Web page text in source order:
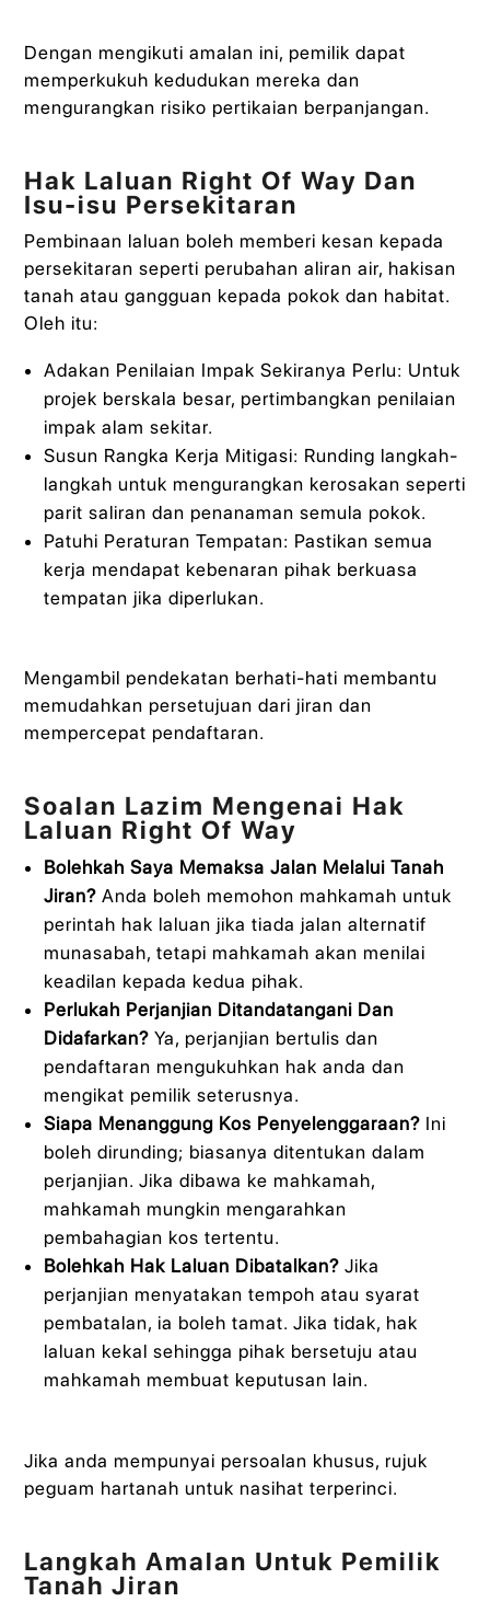
Dengan mengikuti amalan ini, pemilik dapat
memperkukuh kedudukan mereka dan
mengurangkan risiko pertikaian berpanjangan.
Hak Laluan Right Of Way Dan
Isu-isu Persekitaran
Pembinaan laluan boleh memberi kesan kepada
persekitaran seperti perubahan aliran air, hakisan
tanah atau gangguan kepada pokok dan habitat.
Oleh itu:
Adakan Penilaian Impak Sekiranya Perlu: Untuk
projek berskala besar, pertimbangkan penilaian
impak alam sekitar.
Susun Rangka Kerja Mitigasi: Runding langkah-
langkah untuk mengurangkan kerosakan seperti
parit saliran dan penanaman semula pokok.
Patuhi Peraturan Tempatan: Pastikan semua
kerja mendapat kebenaran pihak berkuasa
tempatan jika diperlukan.
Mengambil pendekatan berhati-hati membantu
memudahkan persetujuan dari jiran dan
mempercepat pendaftaran.
Soalan Lazim Mengenai Hak
Laluan Right Of Way
Bolehkah Saya Memaksa Jalan Melalui Tanah
Jiran?Anda boleh memohon mahkamah untuk
perintah hak laluan jika tiada jalan alternatif
munasabah, tetapi mahkamah akan menilai
keadilan kepada kedua pihak.
Perlukah Perjanjian Ditandatangani Dan
Didafarkan?Ya, perjanjian bertulis dan
pendaftaran mengukuhkan hak anda dan
mengikat pemilik seterusnya.
Siapa Menanggung Kos Penyelenggaraan?Ini
boleh dirunding; biasanya ditentukan dalam
perjanjian. Jika dibawa ke mahkamah,
mahkamah mungkin mengarahkan
pembahagian kos tertentu.
Bolehkah Hak Laluan Dibatalkan?Jika
perjanjian menyatakan tempoh atau syarat
pembatalan, ia boleh tamat. Jika tidak, hak
laluan kekal sehingga pihak bersetuju atau
mahkamah membuat keputusan lain.
Jika anda mempunyai persoalan khusus, rujuk
peguam hartanah untuk nasihat terperinci.
Langkah Amalan Untuk Pemilik
Tanah Jiran